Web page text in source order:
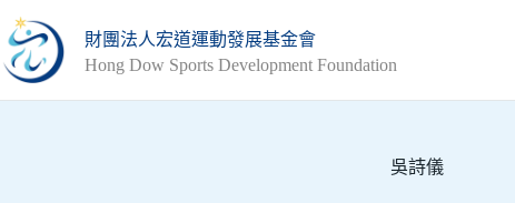
至
主
財團法人宏道運動發展基金會
Hong Dow Sports Development Foundation
吳詩儀